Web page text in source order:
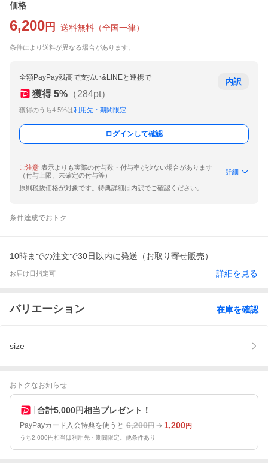
価格
6,200 円 送料無料 （全国一律）
条件により送料が異なる場合があります。
全額PayPay残高で支払い&LINEと連携で
獲得 5% （284pt）
獲得のうち4.5%は利用先・期間限定
内訳
ログインして確認
ご注意 表示よりも実際の付与数・付与率が少ない場合があります
（付与上限、未確定の付与等）
詳細
原則税抜価格が対象です。特典詳細は内訳でご確認ください。
条件達成でおトク
10時までの注文で30日以内に発送（お取り寄せ販売）
お届け日指定可 詳細を見る
バリエーション 在庫を確認
size
おトクなお知らせ
合計5,000円相当プレゼント！
PayPayカード入会特典を使うと 6,200円 1,200円
うち2,000円相当は利用先・期間限定。他条件あり